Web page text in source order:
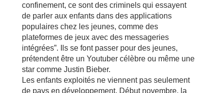
confinement, ce sont des criminels qui essayent
de parler aux enfants dans des applications
populaires chez les jeunes, comme des
plateformes de jeux avec des messageries
intégrées”. Ils se font passer pour des jeunes,
prétendent être un Youtuber célèbre ou même une
star comme Justin Bieber.
Les enfants exploités ne viennent pas seulement
de pays en développement. Début novembre, la